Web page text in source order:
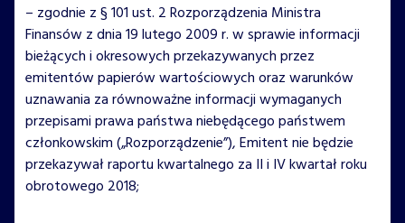
– zgodnie z § 101 ust. 2 Rozporządzenia Ministra
Finansów z dnia 19 lutego 2009 r. w sprawie informacji
bieżących i okresowych przekazywanych przez
emitentów papierów wartościowych oraz warunków
uznawania za równoważne informacji wymaganych
przepisami prawa państwa niebędącego państwem
członkowskim („Rozporządzenie”), Emitent nie będzie
przekazywał raportu kwartalnego za II i IV kwartał roku
obrotowego 2018;